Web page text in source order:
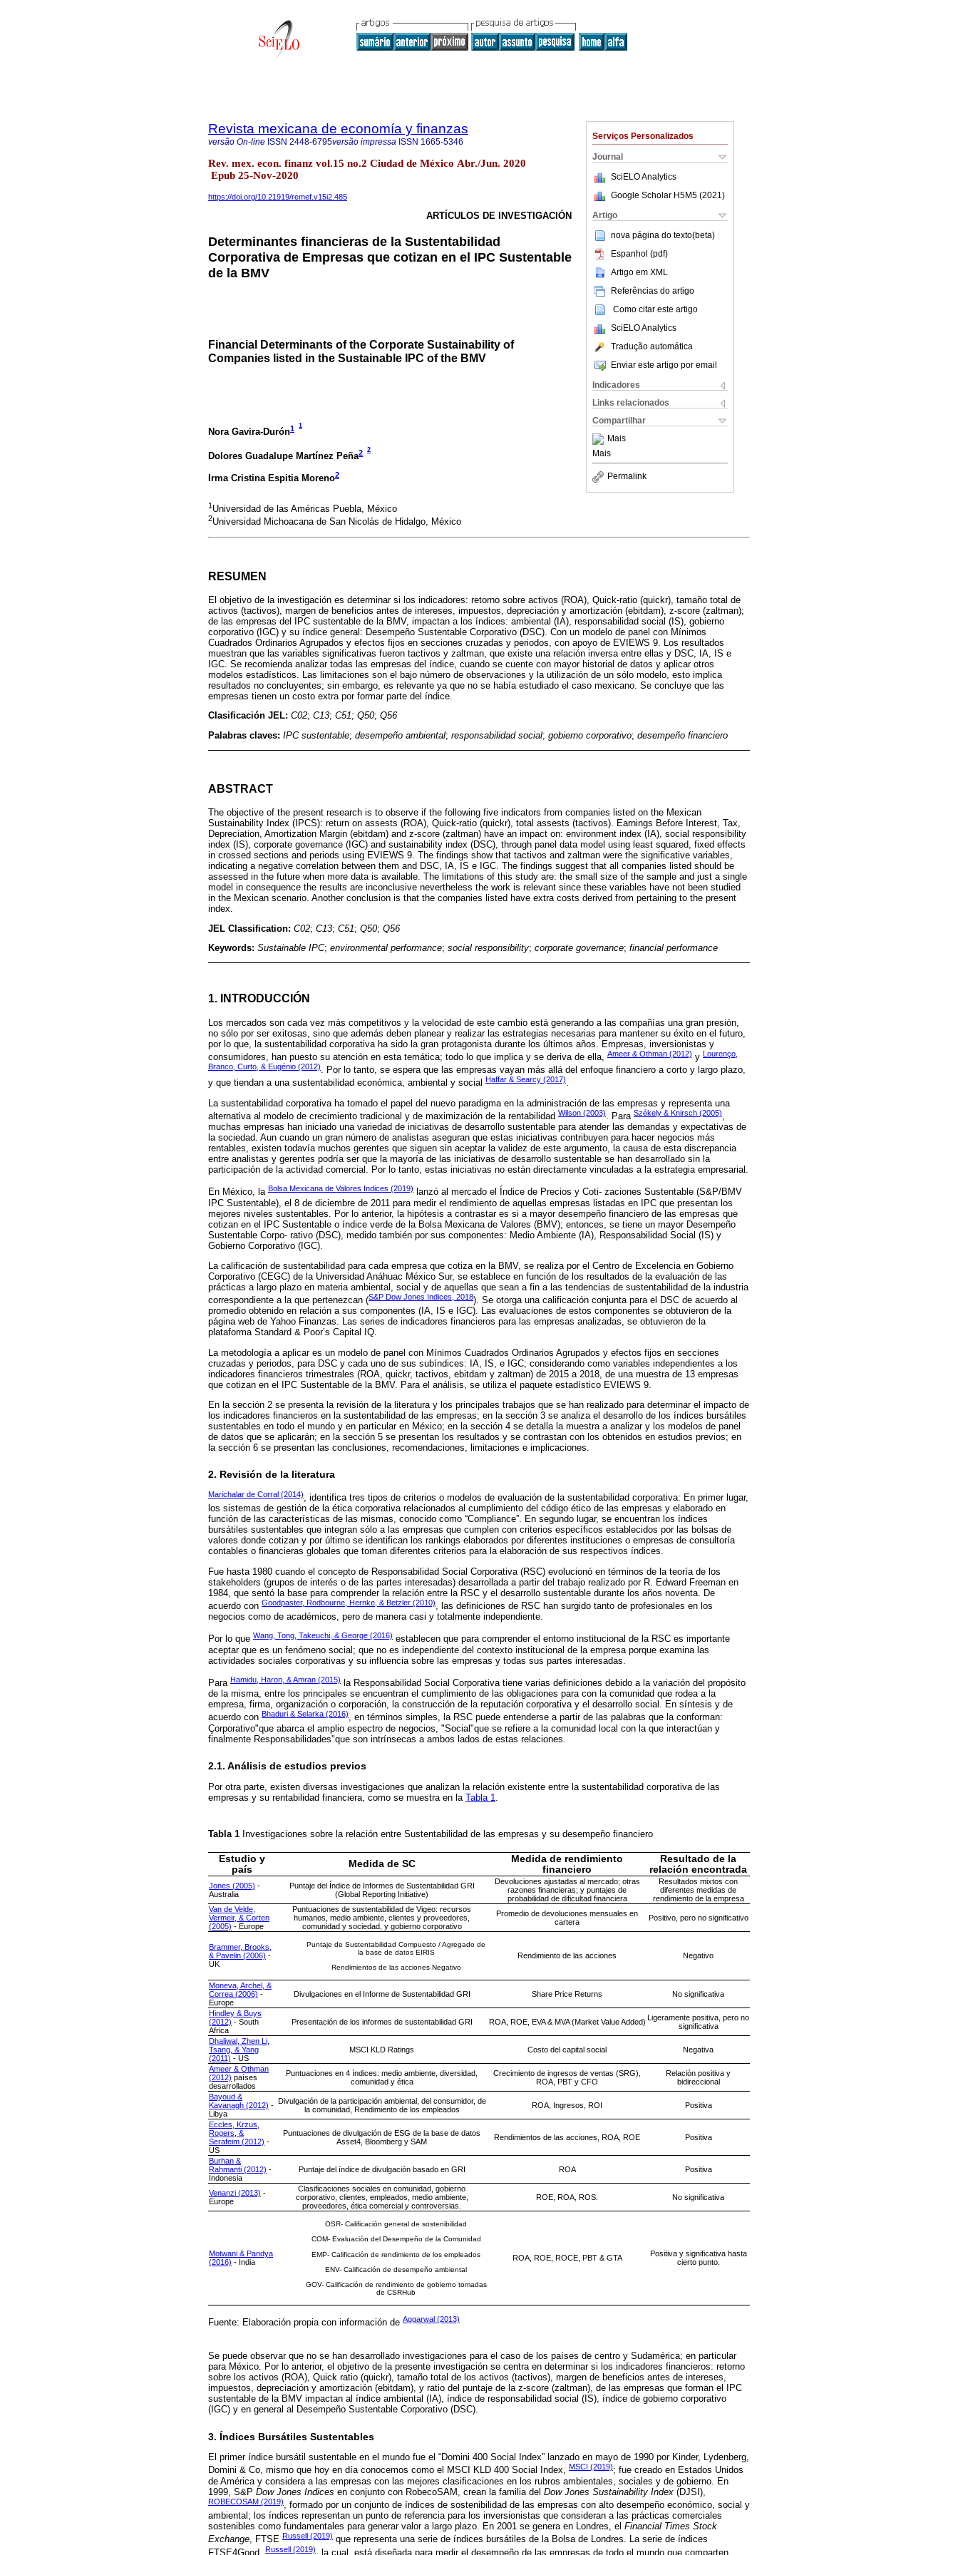
Serviços Personalizados
Journal
SciELO Analytics
Google Scholar H5M5 (2021 )
Artigo
nova página do texto(beta)
Espanhol (pdf)
Artigo em XML
Referências do artigo
Como citar este artigo
SciELO Analytics
Tradução automática
Enviar este artigo por email
Indicadores
Links relacionados
Compartilhar
Mais
Mais
Permalink
Revista mexicana de economía y finanzas
versão On-line ISSN 2448-6795versão impressa ISSN 1665-5346
Rev. mex. econ. finanz vol.15 no.2 Ciudad de México Abr./Jun. 2020
Epub 25-Nov-2020
https://doi.org/10.21919/remef.v15i2.485
ARTÍCULOS DE INVESTIGACIÓN
Determinantes financieras de la Sustentabilidad
Corporativa de Empresas que cotizan en el IPC Sustentable
de la BMV
Financial Determinants of the Corporate Sustainability of
Companies listed in the Sustainable IPC of the BMV
Nora Gavira-Durón1 1
Dolores Guadalupe Martínez Peña2 2
Irma Cristina Espitia Moreno2
1 Universidad de las Américas Puebla, México
2Universidad Michoacana de San Nicolás de Hidalgo, México
RESUMEN
El objetivo de la investigación es determinar si los indicadores: retorno sobre activos (ROA), Quick-ratio (quickr), tamaño total de
activos (tactivos), margen de beneficios antes de intereses, impuestos, depreciación y amortización (ebitdam), z-score (zaltman);
de las empresas del IPC sustentable de la BMV, impactan a los índices: ambiental (IA), responsabilidad social (IS), gobierno
corporativo (IGC) y su índice general: Desempeño Sustentable Corporativo (DSC). Con un modelo de panel con Mínimos
Cuadrados Ordinarios Agrupados y efectos fijos en secciones cruzadas y periodos, con apoyo de EVIEWS 9. Los resultados
muestran que las variables significativas fueron tactivos y zaltman, que existe una relación inversa entre ellas y DSC, IA, IS e
IGC. Se recomienda analizar todas las empresas del índice, cuando se cuente con mayor historial de datos y aplicar otros
modelos estadísticos. Las limitaciones son el bajo número de observaciones y la utilización de un sólo modelo, esto implica
resultados no concluyentes; sin embargo, es relevante ya que no se había estudiado el caso mexicano. Se concluye que las
empresas tienen un costo extra por formar parte del índice.
Clasificación JEL: C02; C13; C51; Q50; Q56
Palabras claves: IPC sustentable; desempeño ambiental; responsabilidad social; gobierno corporativo; desempeño financiero
ABSTRACT
The objective of the present research is to observe if the following five indicators from companies listed on the Mexican
Sustainability Index (IPCS): return on assests (ROA), Quick-ratio (quickr), total assests (tactivos). Earnings Before Interest, Tax,
Depreciation, Amortization Margin (ebitdam) and z-score (zaltman) have an impact on: environment index (IA), social responsibility
index (IS), corporate governance (IGC) and sustainability index (DSC), through panel data model using least squared, fixed effects
in crossed sections and periods using EVIEWS 9. The findings show that tactivos and zaltman were the significative variables,
indicating a negative correlation between them and DSC, IA, IS e IGC. The findings suggest that all companies listed should be
assessed in the future when more data is available. The limitations of this study are: the small size of the sample and just a single
model in consequence the results are inconclusive nevertheless the work is relevant since these variables have not been studied
in the Mexican scenario. Another conclusion is that the companies listed have extra costs derived from pertaining to the present
index.
JEL Classification: C02; C13; C51; Q50; Q56
Keywords: Sustainable IPC; environmental performance; social responsibility; corporate governance; financial performance
1. INTRODUCCIÓN
Los mercados son cada vez más competitivos y la velocidad de este cambio está generando a las compañías una gran presión,
no sólo por ser exitosas, sino que además deben planear y realizar las estrategias necesarias para mantener su éxito en el futuro,
por lo que, la sustentabilidad corporativa ha sido la gran protagonista durante los últimos años. Empresas, inversionistas y
consumidores, han puesto su atención en esta temática; todo lo que implica y se deriva de ella,
Ameer & Othman (2012) y Lourenço,
Branco, Curto, & Eugénio (2012). Por lo tanto, se espera que las empresas vayan más allá del enfoque financiero a corto y largo plazo,
y que tiendan a una sustentabilidad económica, ambiental y social
Haffar & Searcy (2017).
La sustentabilidad corporativa ha tomado el papel del nuevo paradigma en la administración de las empresas y representa una
alternativa al modelo de crecimiento tradicional y de maximización de la rentabilidad Wilson (2003). Para Székely & Knirsch (2005),
muchas empresas han iniciado una variedad de iniciativas de desarrollo sustentable para atender las demandas y expectativas de
la sociedad. Aun cuando un gran número de analistas aseguran que estas iniciativas contribuyen para hacer negocios más
rentables, existen todavía muchos gerentes que siguen sin aceptar la validez de este argumento, la causa de esta discrepancia
entre analistas y gerentes podría ser que la mayoría de las iniciativas de desarrollo sustentable se han desarrollado sin la
participación de la actividad comercial. Por lo tanto, estas iniciativas no están directamente vinculadas a la estrategia empresarial.
En México, la Bolsa Mexicana de Valores Indices (2019)
lanzó al mercado el Índice de Precios y Coti- zaciones Sustentable (S&P/BMV
IPC Sustentable), el 8 de diciembre de 2011 para medir el rendimiento de aquellas empresas listadas en IPC que presentan los
mejores niveles sustentables. Por lo anterior, la hipótesis a contrastar es si a mayor desempeño financiero de las empresas que
cotizan en el IPC Sustentable o índice verde de la Bolsa Mexicana de Valores (BMV); entonces, se tiene un mayor Desempeño
Sustentable Corpo- rativo (DSC), medido también por sus componentes: Medio Ambiente (IA), Responsabilidad Social (IS) y
Gobierno Corporativo (IGC).
La calificación de sustentabilidad para cada empresa que cotiza en la BMV, se realiza por el Centro de Excelencia en Gobierno
Corporativo (CEGC) de la Universidad Anáhuac México Sur, se establece en función de los resultados de la evaluación de las
prácticas a largo plazo en materia ambiental, social y de aquellas que sean a fin a las tendencias de sustentabilidad de la industria
correspondiente a la que pertenezcan (S&P Dow Jones Indices, 2018). Se otorga una calificación conjunta para el DSC de acuerdo al
promedio obtenido en relación a sus componentes (IA, IS e IGC). Las evaluaciones de estos componentes se obtuvieron de la
página web de Yahoo Finanzas. Las series de indicadores financieros para las empresas analizadas, se obtuvieron de la
plataforma Standard & Poor’s Capital IQ.
La metodología a aplicar es un modelo de panel con Mínimos Cuadrados Ordinarios Agrupados y efectos fijos en secciones
cruzadas y periodos, para DSC y cada uno de sus subíndices: IA, IS, e IGC; considerando como variables independientes a los
indicadores financieros trimestrales (ROA, quickr, tactivos, ebitdam y zaltman) de 2015 a 2018, de una muestra de 13 empresas
que cotizan en el IPC Sustentable de la BMV. Para el análisis, se utiliza el paquete estadístico EVIEWS 9.
En la sección 2 se presenta la revisión de la literatura y los principales trabajos que se han realizado para determinar el impacto de
los indicadores financieros en la sustentabilidad de las empresas; en la sección 3 se analiza el desarrollo de los índices bursátiles
sustentables en todo el mundo y en particular en México; en la sección 4 se detalla la muestra a analizar y los modelos de panel
de datos que se aplicarán; en la sección 5 se presentan los resultados y se contrastan con los obtenidos en estudios previos; en
la sección 6 se presentan las conclusiones, recomendaciones, limitaciones e implicaciones.
2. Revisión de la literatura
Marichalar de Corral (2014), identifica tres tipos de criterios o modelos de evaluación de la sustentabilidad corporativa: En primer lugar,
los sistemas de gestión de la ética corporativa relacionados al cumplimiento del código ético de las empresas y elaborado en
función de las características de las mismas, conocido como “Compliance”. En segundo lugar, se encuentran los índices
bursátiles sustentables que integran sólo a las empresas que cumplen con criterios específicos establecidos por las bolsas de
valores donde cotizan y por último se identifican los rankings elaborados por diferentes instituciones o empresas de consultoría
contables o financieras globales que toman diferentes criterios para la elaboración de sus respectivos índices.
Fue hasta 1980 cuando el concepto de Responsabilidad Social Corporativa (RSC) evolucionó en términos de la teoría de los
stakeholders (grupos de interés o de las partes interesadas) desarrollada a partir del trabajo realizado por R. Edward Freeman en
1984, que sentó la base para comprender la relación entre la RSC y el desarrollo sustentable durante los años noventa. De
acuerdo con Goodpaster, Rodbourne, Hernke, & Betzler (2010)
, las definiciones de RSC han surgido tanto de profesionales en los
negocios como de académicos, pero de manera casi y totalmente independiente.
Por lo que Wang, Tong, Takeuchi, & George (2016) establecen que para comprender el entorno institucional de la RSC es importante
aceptar que es un fenómeno social; que no es independiente del contexto institucional de la empresa porque examina las
actividades sociales corporativas y su influencia sobre las empresas y todas sus partes interesadas.
Para Hamidu, Haron, & Amran (2015)
la Responsabilidad Social Corporativa tiene varias definiciones debido a la variación del propósito
de la misma, entre los principales se encuentran el cumplimiento de las obligaciones para con la comunidad que rodea a la
empresa, firma, organización o corporación, la construcción de la reputación corporativa y el desarrollo social. En síntesis y de
acuerdo con Bhaduri & Selarka (2016), en términos simples, la RSC puede entenderse a partir de las palabras que la conforman:
Çorporativo"que abarca el amplio espectro de negocios, "Social"que se refiere a la comunidad local con la que interactúan y
finalmente Responsabilidades"que son intrínsecas a ambos lados de estas relaciones.
2.1. Análisis de estudios previos
Por otra parte, existen diversas investigaciones que analizan la relación existente entre la sustentabilidad corporativa de las
empresas y su rentabilidad financiera, como se muestra en la Tabla 1
Tabla 1 Investigaciones sobre la relación entre Sustentabilidad de las empresas y su desempeño financiero
Estudio y
país
Medida de SC
Medida de rendimiento
financiero
Resultado de la
relación encontrada
Jones (2005) -
Australia
Puntaje del Índice de Informes de Sustentabilidad GRI
(Global Reporting Initiative)
Devoluciones ajustadas al mercado; otras
razones financieras; y puntajes de
probabilidad de dificultad financiera
Resultados mixtos con
diferentes medidas de
rendimiento de la empresa
Van de Velde,
Vermeir, & Corten
(2005) - Europe
Puntuaciones de sustentabilidad de Vigeo: recursos
humanos, medio ambiente, clientes y proveedores,
comunidad y sociedad, y gobierno corporativo
Promedio de devoluciones mensuales en
cartera
Positivo, pero no significativo
Brammer, Brooks,
& Pavelin (2006) -
UK
Puntaje de Sustentabilidad Compuesto / Agregado de
la base de datos EIRIS
Rendimientos de las acciones Negativo
Rendimiento de las acciones Negativo
Moneva, Archel, &
Correa (2006) -
Europe
Divulgaciones en el Informe de Sustentabilidad GRI Share Price Returns No significativa
Hindley & Buys
(2012) - South
Africa
Presentación de los informes de sustentabilidad GRI ROA, ROE, EVA & MVA (Market Value Added)
Ligeramente positiva, pero no
significativa
Dhaliwal, Zhen Li,
Tsang, & Yang
(2011) - US
MSCI KLD Ratings Costo del capital social Negativa
Ameer & Othman
(2012) países
desarrollados
Puntuaciones en 4 índices: medio ambiente, diversidad,
comunidad y ética
Crecimiento de ingresos de ventas (SRG),
ROA, PBT y CFO
Relación positiva y
bidireccional
Bayoud &
Kavanagh (2012) -
Libya
Divulgación de la participación ambiental, del consumidor, de
la comunidad, Rendimiento de los empleados
ROA, Ingresos, ROI Positiva
Eccles, Krzus,
Rogers, &
Serafeim (2012) -
US
Puntuaciones de divulgación de ESG de la base de datos
Asset4, Bloomberg y SAM
Rendimientos de las acciones, ROA, ROE Positiva
Burhan &
Rahmanti (2012) -
Indonesia
Puntaje del índice de divulgación basado en GRI ROA Positiva
Venanzi (2013) -
Europe
Clasificaciones sociales en comunidad, gobierno
corporativo, clientes, empleados, medio ambiente,
proveedores, ética comercial y controversias.
ROE, ROA, ROS. No significativa
Motwani & Pandya
(2016) - India
OSR- Calificación general de sostenibilidad
COM- Evaluación del Desempeño de la Comunidad
EMP- Calificación de rendimiento de los empleados
ENV- Calificación de desempeño ambiental
GOV- Calificación de rendimiento de gobierno tomadas
de CSRHub
ROA, ROE, ROCE, PBT & GTA
Positiva y significativa hasta
cierto punto.
Fuente: Elaboración propia con información de Aggarwal (2013)
Se puede observar que no se han desarrollado investigaciones para el caso de los países de centro y Sudamérica; en particular
para México. Por lo anterior, el objetivo de la presente investigación se centra en determinar si los indicadores financieros: retorno
sobre los activos (ROA), Quick ratio (quickr), tamaño total de los activos (tactivos), margen de beneficios antes de intereses,
impuestos, depreciación y amortización (ebitdam), y ratio del puntaje de la z-score (zaltman), de las empresas que forman el IPC
sustentable de la BMV impactan al índice ambiental (IA), índice de responsabilidad social (IS), índice de gobierno corporativo
(IGC) y en general al Desempeño Sustentable Corporativo (DSC).
3. Índices Bursátiles Sustentables
El primer índice bursátil sustentable en el mundo fue el “Domini 400 Social Index” lanzado en mayo de 1990 por Kinder, Lydenberg,
Domini & Co, mismo que hoy en día conocemos como el MSCI KLD 400 Social Index, MSCI (2019); fue creado en Estados Unidos
de América y considera a las empresas con las mejores clasificaciones en los rubros ambientales, sociales y de gobierno. En
1999, S&P Dow Jones Indices en conjunto con RobecoSAM, crean la familia del Dow Jones Sustainability Index (DJSI),
ROBECOSAM (2019), formado por un conjunto de índices de sostenibilidad de las empresas con alto desempeño económico, social y
ambiental; los índices representan un punto de referencia para los inversionistas que consideran a las prácticas comerciales
sostenibles como fundamentales para generar valor a largo plazo. En 2001 se genera en Londres, el Financial Times Stock
Exchange, FTSE Russell (2019) que representa una serie de índices bursátiles de la Bolsa de Londres. La serie de índices
FTSE4Good,
Russell (2019) , la cual, está diseñada para medir el desempeño de las empresas de todo el mundo que comparten